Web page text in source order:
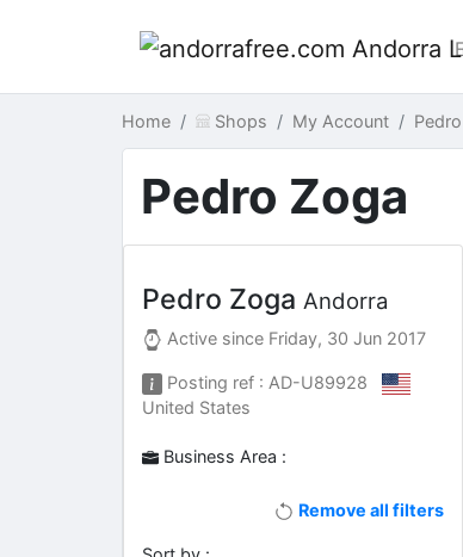
Home Shops My Account
Pedro Zoga
Pedro Zoga Andorra
Active since Friday, 30 Jun 2017
Posting ref : AD-U89928
United States
Business Area :
Remove all filters